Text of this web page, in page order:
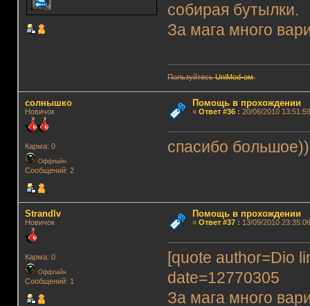
собирая бутылки.
За мага много
ПользуйтесьUniMod-ом.
солнышко
Новичок
Карма: 0
Оффлайн
Сообщений: 2
Помощь в прохождении
« Ответ #36: 20/06/2010
спасибо
Strandlv
Новичок
Карма: 0
Оффлайн
Сообщений: 1
Помощь в прохождении
« Ответ #37: 13/09/2010
[quote author=Dio
date=12770305
За мага много